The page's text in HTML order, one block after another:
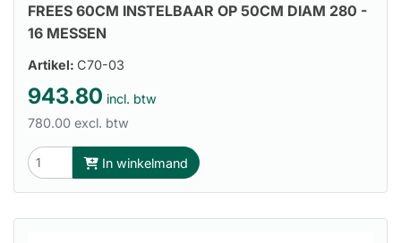
FREES 60CM INSTELBAAR OP 50CM DIAM 280 -
16 MESSEN
Artikel: C70-03
943.80 incl. btw
780.00 excl. btw
In winkelmand